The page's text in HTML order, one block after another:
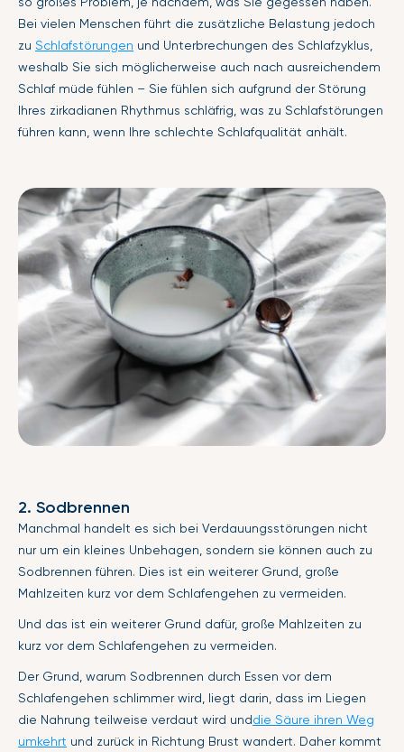
Bei vielen Menschen führt die zusätzliche Belastung jedoch
zu Schlafstörungen und Unterbrechungen des Schlafzyklus,
weshalb Sie sich möglicherweise auch nach ausreichendem
Schlaf müde fühlen – Sie fühlen sich aufgrund der Störung
Ihres zirkadianen Rhythmus schläfrig, was zu Schlafstörungen
führen kann, wenn Ihre schlechte Schlafqualität anhält.
2. Sodbrennen
Manchmal handelt es sich bei Verdauungsstörungen nicht
nur um ein kleines Unbehagen, sondern sie können auch zu
Sodbrennen führen. Dies ist ein weiterer Grund, große
Mahlzeiten kurz vor dem Schlafengehen zu vermeiden.
Und das ist ein weiterer Grund dafür, große Mahlzeiten zu
kurz vor dem Schlafengehen zu vermeiden.
Der Grund, warum Sodbrennen durch Essen vor dem
Schlafengehen schlimmer wird, liegt darin, dass im Liegen
die Nahrung teilweise verdaut wird unddie Säure ihren Weg
umkehrt und zurück in Richtung Brust wandert. Daher kommt